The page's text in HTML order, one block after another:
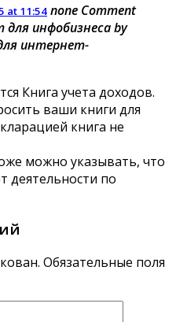
at 11:54 none Comment
инфобизнеса by
интернет-
Книга учета доходов.
ваши книги для
книга не
можно указывать, что
деятельности по
Обязательные поля